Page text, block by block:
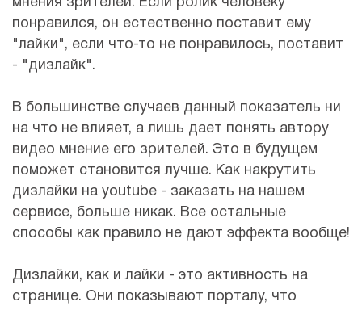
мнения зрителей. Если ролик человеку
понравился, он естественно поставит ему
"лайки", если что-то не понравилось, поставит
- "дизлайк".
В большинстве случаев данный показатель ни
на что не влияет, а лишь дает понять автору
видео мнение его зрителей. Это в будущем
поможет становится лучше. Как накрутить
дизлайки на youtube - заказать на нашем
сервисе, больше никак. Все остальные
способы как правило не дают эффекта вообще!
Дизлайки, как и лайки - это активность на
странице. Они показывают порталу, что